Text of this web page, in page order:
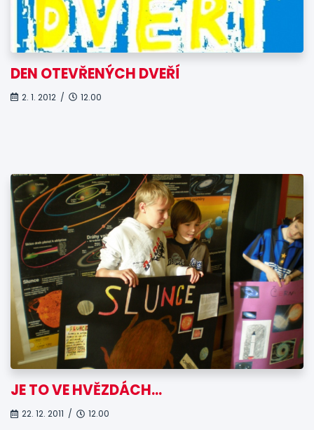
DEN OTEVŘENÝCH DVEŘÍ
2. 1. 2012 / 12.00
JE TO VE HVĚZDÁCH…
22. 12. 2011 / 12.00